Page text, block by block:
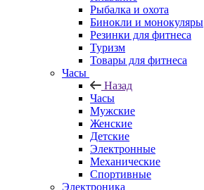
Рыбалка и охота
Бинокли и монокуляры
Резинки для фитнеса
Туризм
Товары для фитнеса
Часы
Назад
Часы
Мужские
Женские
Детские
Электронные
Механические
Спортивные
Электроника